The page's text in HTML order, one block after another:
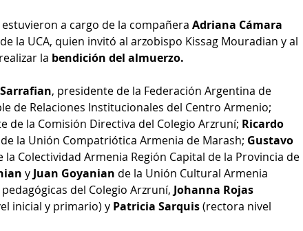
a cargo de la compañera Adriana Cámara
la UCA, quien invitó al arzobispo Kissag Mouradian y al
la bendición del almuerzo.
, presidente de la Federación Argentina de
de Relaciones Institucionales del Centro Armenio;
de la Comisión Directiva del Colegio Arzruní; Ricardo
la Unión Compatriótica Armenia de Marash; Gustavo
la Colectividad Armenia Región Capital de la Provincia de
y Juan Goyanian de la Unión Cultural Armenia
del Colegio Arzruní, Johanna Rojas
inicial y primario) y Patricia Sarquis (rectora nivel